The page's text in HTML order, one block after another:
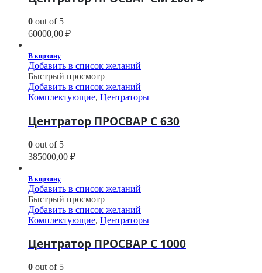
0 out of 5
60000,00 ₽
В корзину
Добавить в список желаний
Быстрый просмотр
Добавить в список желаний
Комплектующие, Центраторы
Центратор ПРОСВАР С 630
0 out of 5
385000,00 ₽
В корзину
Добавить в список желаний
Быстрый просмотр
Добавить в список желаний
Комплектующие, Центраторы
Центратор ПРОСВАР С 1000
0 out of 5